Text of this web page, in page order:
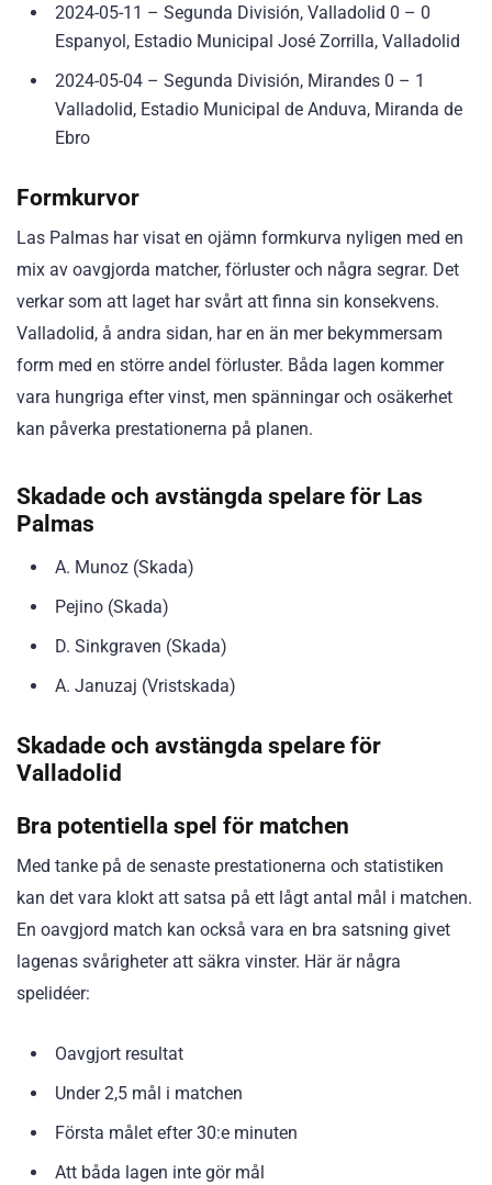
2024-05-11 – Segunda División, Valladolid 0 – 0
Espanyol, Estadio Municipal José Zorrilla, Valladolid
2024-05-04 – Segunda División, Mirandes 0 – 1
Valladolid, Estadio Municipal de Anduva, Miranda de
Ebro
Formkurvor
Las Palmas har visat en ojämn formkurva nyligen med en
mix av oavgjorda matcher, förluster och några segrar. Det
verkar som att laget har svårt att finna sin konsekvens.
Valladolid, å andra sidan, har en än mer bekymmersam
form med en större andel förluster. Båda lagen kommer
vara hungriga efter vinst, men spänningar och osäkerhet
kan påverka prestationerna på planen.
Skadade och avstängda spelare för Las
Palmas
A. Munoz (Skada)
Pejino (Skada)
D. Sinkgraven (Skada)
A. Januzaj (Vristskada)
Skadade och avstängda spelare för
Valladolid
Bra potentiella spel för matchen
Med tanke på de senaste prestationerna och statistiken
kan det vara klokt att satsa på ett lågt antal mål i matchen.
En oavgjord match kan också vara en bra satsning givet
lagenas svårigheter att säkra vinster. Här är några
spelidéer:
Oavgjort resultat
Under 2,5 mål i matchen
Första målet efter 30:e minuten
Att båda lagen inte gör mål